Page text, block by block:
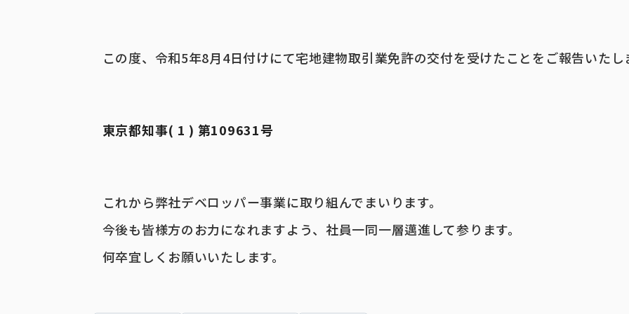
この度、令和5年8月4日付けにて宅地建物取引業免許の交付を受けたことをご報告いたし
東京都知事( 1 ) 第109631号
これから弊社デベロッパー事業に取り組んでまいります。
今後も皆様方のお力になれますよう、社員一同一層邁進して参ります。
何卒宜しくお願いいたします。